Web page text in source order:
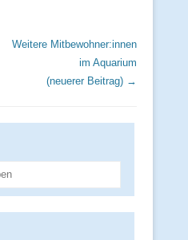
Weitere Mitbewohner:innen
im Aquarium
(neuerer Beitrag) →